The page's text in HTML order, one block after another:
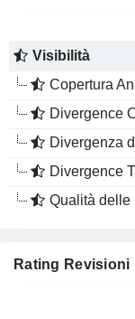
Visibilità
Copertura
Divergence
Divergenza delle
Divergence
Qualità delle
Rating Revisioni